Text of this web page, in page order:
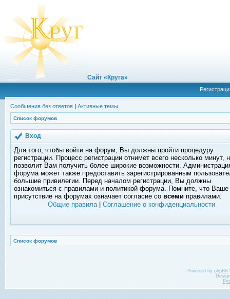
Сайт «Круга»
Сообщения без ответов | Активные темы
Список форумов
Вход
Для того, чтобы войти на форум, Вы должны пройти процедуру
регистрации. Процесс регистрации отнимет всего несколько минут,
позволит Вам получить более широкие возможности.
форума может также предоставить зарегистрированным
большие привилегии. Перед началом регистрации, Вы должны
ознакомиться с правилами и политикой форума. Помните, что Ваше
присутствие на форумах означает согласие со всеми правилами.
Общие правила| Соглашение о конфиденциальности
Список форумов
Powered by phpBB